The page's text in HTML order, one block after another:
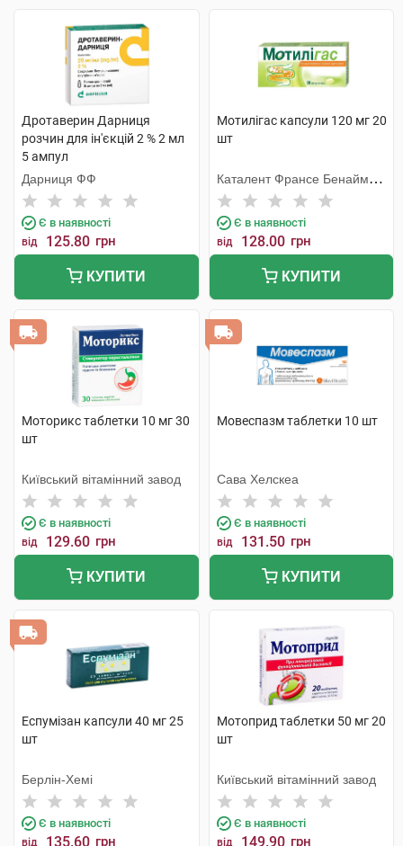
Дротаверин Дарниця
розчин для ін'єкцій 2 % 2 мл
5 ампул
Дарниця ФФ
Є в наявності
від 125.80 грн
КУПИТИ
Мотилігас капсули 120 мг 20
шт
Каталент Франсе Бенайм
СА
Є в наявності
від 128.00 грн
КУПИТИ
Моторикс таблетки 10 мг 30
шт
Київський вітамінний завод
Є в наявності
від 129.60 грн
КУПИТИ
Мовеспазм таблетки 10 шт
Сава Хелскеа
Є в наявності
від 131.50 грн
КУПИТИ
Еспумізан капсули 40 мг 25
шт
Берлін-Хемі
Є в наявності
від 135.60 грн
Мотоприд таблетки 50 мг 20
шт
Київський вітамінний завод
Є в наявності
від 149.90 грн